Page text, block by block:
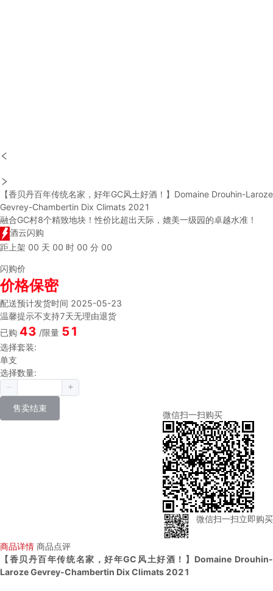
【香贝丹百年传统名家，好年GC风土好酒！】Domaine Drouhin-Laroze
Gevrey-Chambertin Dix Climats 2021
融合GC村8个精致地块！性价比超出天际，媲美一级园的卓越水准！
酒云闪购
距上架 00 天 00 时 00 分 00
闪购价
价格保密
配送预计发货时间 2025-05-23
温馨提示不支持7天无理由退货
已购 43 /限量 51
选择套装:
单支
选择数量:
售卖结束
微信扫一扫购买
微信扫一扫立即购买
商品详情 商品点评
【香贝丹百年传统名家，好年GC风土好酒！】Domaine Drouhin-
Laroze Gevrey-Chambertin Dix Climats 2021